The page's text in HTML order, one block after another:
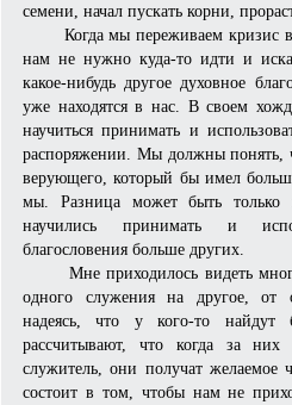
семени, начал пускать корни,
Когда мы переживаем кризис в
нам не нужно куда-то идти и
какое-нибудь другое духовное
уже находятся в нас. В своем
научиться принимать и
распоряжении. Мы должны понять,
верующего, который бы имел
мы. Разница может быть
научились принимать и
благословения больше других.
Мне приходилось видеть
одного служения на другое, от
надеясь, что у кого-то
рассчитывают, что когда за
служитель, они получат
состоит в том, чтобы нам не